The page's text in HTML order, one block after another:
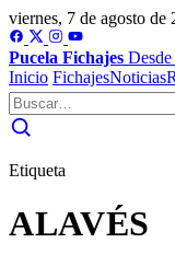
viernes, 7 de agosto de
Pucela Fichajes Desde
Inicio FichajesNoticias
Etiqueta
ALAVÉS